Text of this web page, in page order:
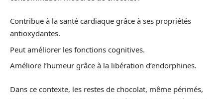
Contribue à la santé cardiaque grâce à ses propriétés
antioxydantes.
Peut améliorer les fonctions cognitives.
Améliore l’humeur grâce à la libération d’endorphines.
Dans ce contexte, les restes de chocolat, même périmés,